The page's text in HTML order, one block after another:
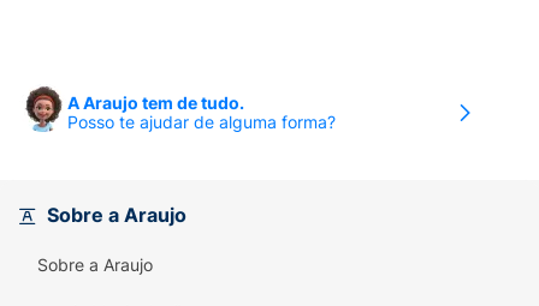
A Araujo tem de tudo.
Posso te ajudar de alguma forma?
Sobre a Araujo
Sobre a Araujo